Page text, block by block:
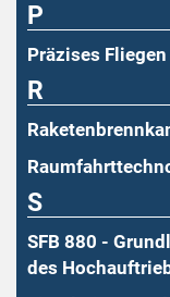
P
Präzises Fliegen
R
S
SFB 880 -
des